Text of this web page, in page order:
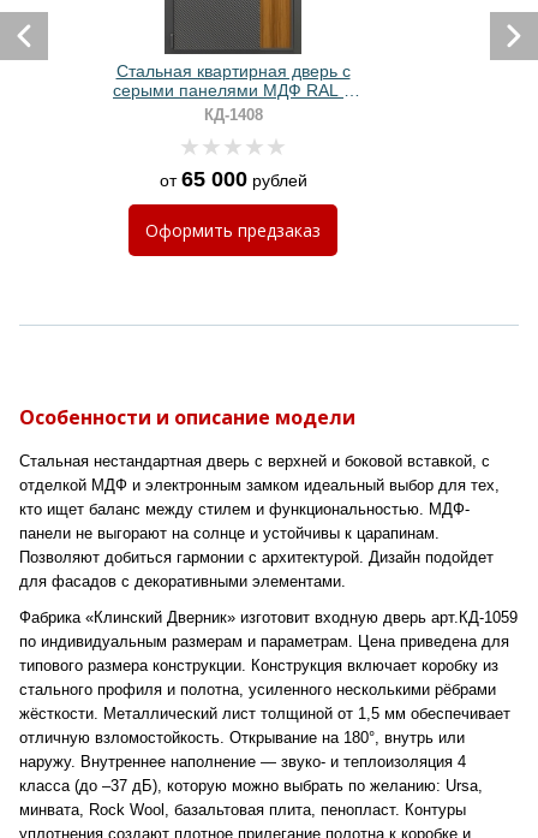
Стальная квартирная дверь с
серыми панелями МДФ RAL +
ПВХ и биометрическим замком
КД-1408
от65 000рублей
Оформить предзаказ
Особенности и описание модели
Стальная нестандартная дверь с верхней и боковой вставкой, с
отделкой МДФ и электронным замком идеальный выбор для тех,
кто ищет баланс между стилем и функциональностью. МДФ-
панели не выгорают на солнце и устойчивы к царапинам.
Позволяют добиться гармонии с архитектурой. Дизайн подойдет
для фасадов с декоративными элементами.
Фабрика «Клинский Дверник» изготовит входную дверь арт.КД-1059
по индивидуальным размерам и параметрам. Цена приведена для
типового размера конструкции. Конструкция включает коробку из
стального профиля и полотна, усиленного несколькими рёбрами
жёсткости. Металлический лист толщиной от 1,5 мм обеспечивает
отличную взломостойкость. Открывание на 180°, внутрь или
наружу. Внутреннее наполнение — звуко- и теплоизоляция 4
класса (до –37 дБ), которую можно выбрать по желанию: Ursa,
минвата, Rock Wool, базальтовая плита, пенопласт. Контуры
уплотнения создают плотное прилегание полотна к коробке и